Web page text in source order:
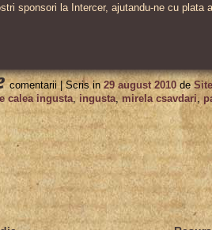
sponsori la Intercer, ajutandu-ne cu plata
pentru
Revista
„Experienţe
pe
calea
îngustă”,
câteva
comentarii |Scris in 29 august 2010 de
calea ingusta, ingusta, mirela csavdari,